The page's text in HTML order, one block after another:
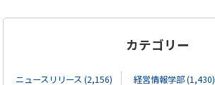
カテゴリー
ニュースリリース (2,156)
経営情報学部 (1,430)